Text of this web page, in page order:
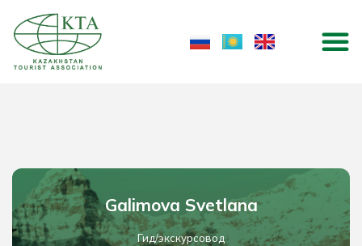
содержимому
Galimova Svetlana
Гид/экскурсовод